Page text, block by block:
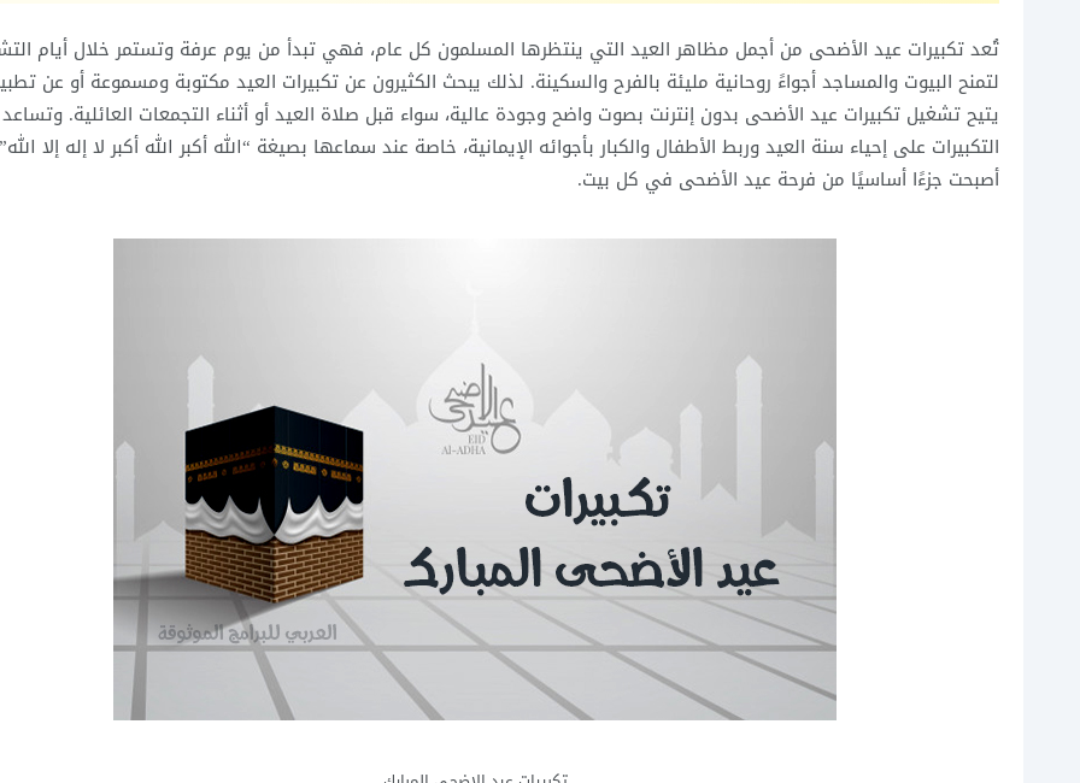
تُعد تكبيرات عيد الأضحى من أجمل مظاهر العيد التي ينتظرها المسلمون كل عام، فهي تبدأ من يوم عرفة وتستمر خلال أيام
لتمنح البيوت والمساجد أجواءً روحانية مليئة بالفرح والسكينة. لذلك يبحث الكثيرون عن تكبيرات العيد مكتوبة ومسموعة أو عن
يتيح تشغيل تكبيرات عيد الأضحى بدون إنترنت بصوت واضح وجودة عالية، سواء قبل صلاة العيد أو أثناء التجمعات العائلية. وتساعد
التكبيرات على إحياء سنة العيد وربط الأطفال والكبار بأجوائه الإيمانية، خاصة عند سماعها بصيغة “الله أكبر الله أكبر لا إله إلا
أصبحت جزءًا أساسيًا من فرحة عيد الأضحى في كل بيت.